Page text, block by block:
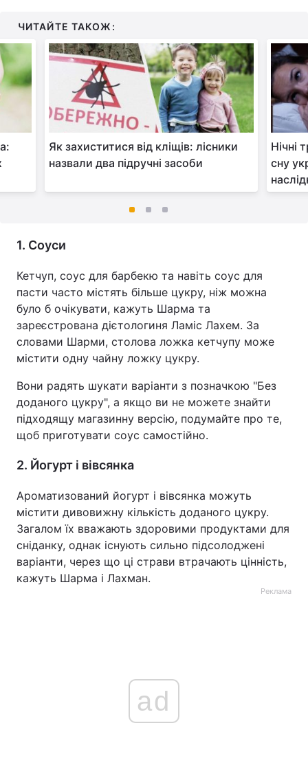
ЧИТАЙТЕ ТАКОЖ:
Як захиститися від кліщів: лісники
назвали два підручні засоби
Нічні
сну
1. Соуси
Кетчуп, соус для барбекю та навіть соус для
пасти часто містять більше цукру, ніж можна
було б очікувати, кажуть Шарма та
зареєстрована дієтологиня Ламіс Лахем. За
словами Шарми, столова ложка кетчупу може
містити одну чайну ложку цукру.
Вони радять шукати варіанти з позначкою "Без
доданого цукру", а якщо ви не можете знайти
підходящу магазинну версію, подумайте про те,
щоб приготувати соус самостійно.
2. Йогурт і вівсянка
Ароматизований йогурт і вівсянка можуть
містити дивовижну кількість доданого цукру.
Загалом їх вважають здоровими продуктами для
сніданку, однак існують сильно підсолоджені
варіанти, через що ці страви втрачають цінність,
кажуть Шарма і Лахман.
Реклама
ad